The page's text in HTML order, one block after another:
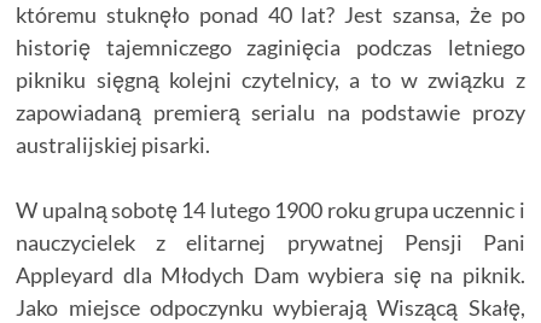
któremu stuknęło ponad 40 lat? Jest szansa, że po
historię tajemniczego zaginięcia podczas letniego
pikniku sięgną kolejni czytelnicy, a to w związku z
zapowiadaną premierą serialu na podstawie prozy
australijskiej pisarki.
W upalną sobotę 14 lutego 1900 roku grupa uczennic i
nauczycielek z elitarnej prywatnej Pensji Pani
Appleyard dla Młodych Dam wybiera się na piknik.
Jako miejsce odpoczynku wybierają Wiszącą Skałę,